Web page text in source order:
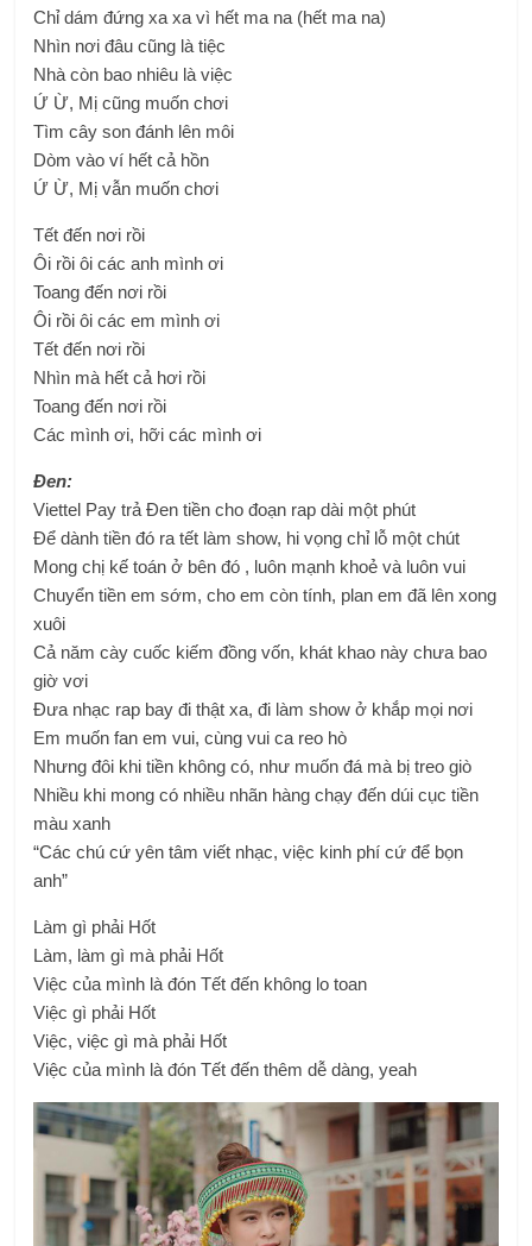
Chỉ dám đứng xa xa vì hết ma na (hết ma na)
Nhìn nơi đâu cũng là tiệc
Nhà còn bao nhiêu là việc
Ứ Ừ, Mị cũng muốn chơi
Tìm cây son đánh lên môi
Dòm vào ví hết cả hồn
Ứ Ừ, Mị vẫn muốn chơi
Tết đến nơi rồi
Ôi rồi ôi các anh mình ơi
Toang đến nơi rồi
Ôi rồi ôi các em mình ơi
Tết đến nơi rồi
Nhìn mà hết cả hơi rồi
Toang đến nơi rồi
Các mình ơi, hỡi các mình ơi
Đen:
Viettel Pay trả Đen tiền cho đoạn rap dài một phút
Để dành tiền đó ra tết làm show, hi vọng chỉ lỗ một chút
Mong chị kế toán ở bên đó , luôn mạnh khoẻ và luôn vui
Chuyển tiền em sớm, cho em còn tính, plan em đã lên xong
xuôi
Cả năm cày cuốc kiếm đồng vốn, khát khao này chưa bao
giờ vơi
Đưa nhạc rap bay đi thật xa, đi làm show ở khắp mọi nơi
Em muốn fan em vui, cùng vui ca reo hò
Nhưng đôi khi tiền không có, như muốn đá mà bị treo giò
Nhiều khi mong có nhiều nhãn hàng chạy đến dúi cục tiền
màu xanh
“Các chú cứ yên tâm viết nhạc, việc kinh phí cứ để bọn
anh”
Làm gì phải Hốt
Làm, làm gì mà phải Hốt
Việc của mình là đón Tết đến không lo toan
Việc gì phải Hốt
Việc, việc gì mà phải Hốt
Việc của mình là đón Tết đến thêm dễ dàng, yeah